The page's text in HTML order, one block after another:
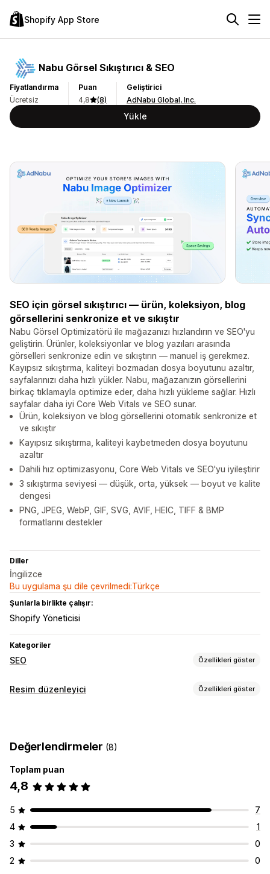
Shopify App Store
Nabu Görsel Sıkıştırıcı & SEO
Fiyatlandırma
Ücretsiz
Puan
4,8
(8)
Geliştirici
AdNabu Global, Inc.
Yükle
SEO için görsel sıkıştırıcı — ürün, koleksiyon, blog
görsellerini senkronize et ve sıkıştır
Nabu Görsel Optimizatörü ile mağazanızı hızlandırın ve SEO'yu
geliştirin. Ürünler, koleksiyonlar ve blog yazıları arasında
görselleri senkronize edin ve sıkıştırın — manuel iş gerekmez.
Kayıpsız sıkıştırma, kaliteyi bozmadan dosya boyutunu azaltır,
sayfalarınızı daha hızlı yükler. Nabu, mağazanızın görsellerini
birkaç tıklamayla optimize eder, daha hızlı yükleme sağlar. Hızlı
sayfalar daha iyi Core Web Vitals ve SEO sunar.
Ürün, koleksiyon ve blog görsellerini otomatik senkronize et
ve sıkıştır
Kayıpsız sıkıştırma, kaliteyi kaybetmeden dosya boyutunu
azaltır
Dahili hız optimizasyonu, Core Web Vitals ve SEO'yu iyileştirir
3 sıkıştırma seviyesi — düşük, orta, yüksek — boyut ve kalite
dengesi
PNG, JPEG, WebP, GIF, SVG, AVIF, HEIC, TIFF & BMP
formatlarını destekler
Diller
İngilizce
Bu uygulama şu dile çevrilmedi:Türkçe
Şunlarla birlikte çalışır:
Shopify Yöneticisi
Kategoriler
SEO Özellikleri göster
SEO araçları
Resim düzenleyici Özellikleri göster
Toplu düzenleme
Dosya yükleme
Değerlendirmeler (8)
Toplam puan
4,8
5
7
4
1
3
0
2
0